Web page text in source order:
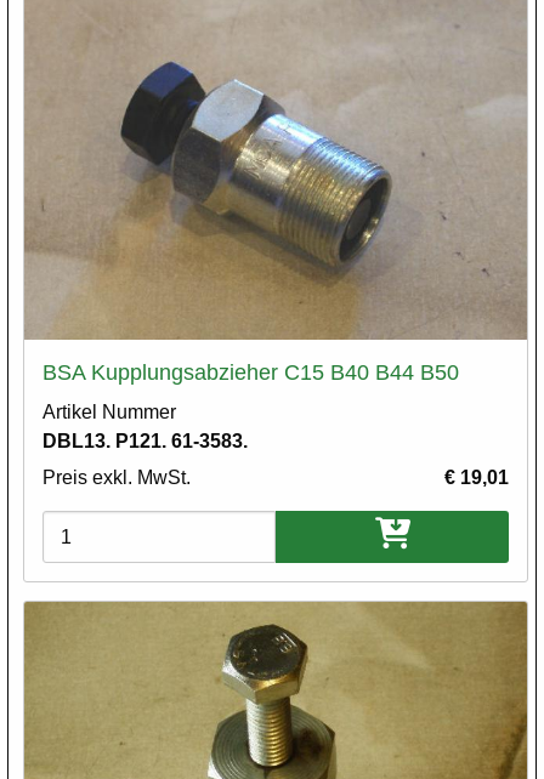
BSA Kupplungsabzieher C15 B40 B44 B50
Artikel Nummer
DBL13. P121. 61-3583.
Preis exkl. MwSt.
€ 19,01
Varianten